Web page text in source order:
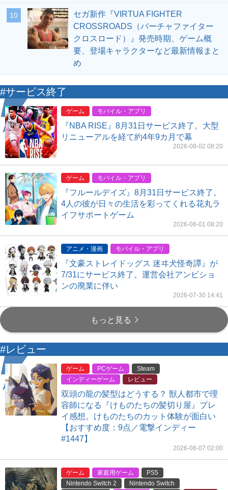
10
セガ新作『VIRTUA FIGHTER
CROSSROADS（バーチャファイター
クロスロード）』発売時期、ゲーム概
要、登場キャラクターなど最新情報まと
め
#サービス終了
ゲーム モバイル・アプリ
『NBA RISE』8月31日サービス終了。大型
リニューアルを経て約4年9カ月で幕
2026-08-02 08:20
ゲーム モバイル・アプリ
『フルールデイズ』8月31日サービス終了。
4人の彼が日々の生活を彩ってくれる花丸ラ
イフサポートゲーム
2026-08-01 08:20
アニメ・漫画 モバイル・アプリ
『文豪ストレイドッグス 迷ヰ犬怪奇譚』が
7/31にサービス終了。運営会社アンビショ
ンの廃業に伴い
2026-07-30 14:41
もっと見る
#レビュー
ゲーム PCゲーム
Steam
インディーゲーム
レビュー
双頭の龍の髪型はどうする？ 獣人都市で理
容師になる『けものたちの髪切り屋』プレ
イ感想。けものたちのカット体験が面白い
【おすすめ度：9点／電撃インディー
#1447】
2026-08-07 02:00
ゲーム 家庭用ゲーム
PS5
Nintendo Switch 2
Nintendo Switch